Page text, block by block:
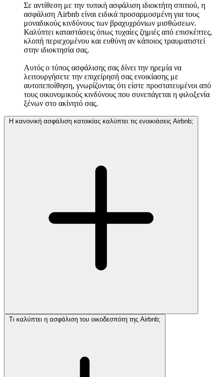
Σε αντίθεση με την τυπική ασφάλιση ιδιοκτήτη σπιτιού, η
ασφάλιση Airbnb είναι ειδικά προσαρμοσμένη για τους
μοναδικούς κινδύνους των βραχυχρόνιων μισθώσεων.
Καλύπτει καταστάσεις όπως τυχαίες ζημιές από επισκέπτες,
κλοπή περιεχομένου και ευθύνη αν κάποιος τραυματιστεί
στην ιδιοκτησία σας.
Αυτός ο τύπος ασφάλισης σας δίνει την ηρεμία να
λειτουργήσετε την επιχείρησή σας ενοικίασης με
αυτοπεποίθηση, γνωρίζοντας ότι είστε προστατευμένοι από
τους οικονομικούς κινδύνους που συνεπάγεται η φιλοξενία
ξένων στο ακίνητό σας.
Η κανονική ασφάλιση κατοικίας καλύπτει τις ενοικιάσεις Airbnb;
Τι καλύπτει η ασφάλιση του οικοδεσπότη της Airbnb;